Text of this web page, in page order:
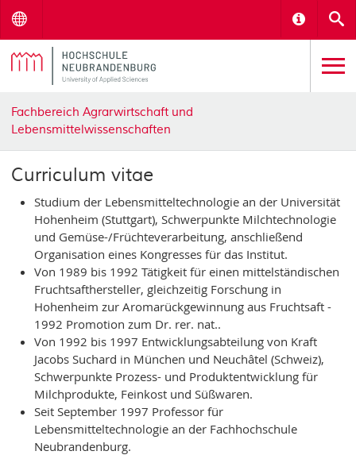
Fachbereich Agrarwirtschaft und
Lebensmittelwissenschaften
Curriculum vitae
Studium der Lebensmitteltechnologie an der Universität
Hohenheim (Stuttgart), Schwerpunkte Milchtechnologie
und Gemüse-/Früchteverarbeitung, anschließend
Organisation eines Kongresses für das Institut.
Von 1989 bis 1992 Tätigkeit für einen mittelständischen
Fruchtsafthersteller, gleichzeitig Forschung in
Hohenheim zur Aromarückgewinnung aus Fruchtsaft -
1992 Promotion zum Dr. rer. nat..
Von 1992 bis 1997 Entwicklungsabteilung von Kraft
Jacobs Suchard in München und Neuchâtel (Schweiz),
Schwerpunkte Prozess- und Produktentwicklung für
Milchprodukte, Feinkost und Süßwaren.
Seit September 1997 Professor für
Lebensmitteltechnologie an der Fachhochschule
Neubrandenburg.